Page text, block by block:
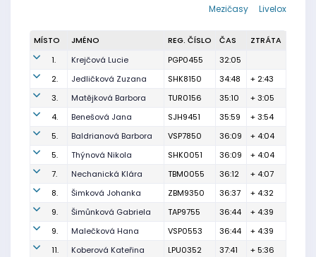
Livelox
Mezičasy
MÍSTO JMÉNO REG. ČÍSLO ČAS
ZTRÁTA
1.
Krejčová Lucie PGP0455
32:05
2.
Jedličková Zuzana SHK8150 34:48
+ 2:43
3.
Matějková Barbora TUR0156 35:10
+ 3:05
4.
Benešová Jana SJH9451 35:59
+ 3:54
5.
Baldrianová Barbora VSP7850 36:09
+ 4:04
5.
Thýnová Nikola SHK0051 36:09
+ 4:04
7.
Nechanická Klára TBM0055 36:12
+ 4:07
8.
Šimková Johanka ZBM9350 36:37
+ 4:32
9.
Šimůnková Gabriela TAP9755 36:44
+ 4:39
9.
Malečková Hana VSP0553 36:44
+ 4:39
11.
Koberová Kateřina LPU0352 37:41
+ 5:36